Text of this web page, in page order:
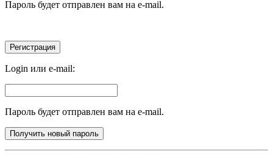
Пароль будет отправлен вам на e-mail.
Login или e-mail:
Пароль будет отправлен вам на e-mail.